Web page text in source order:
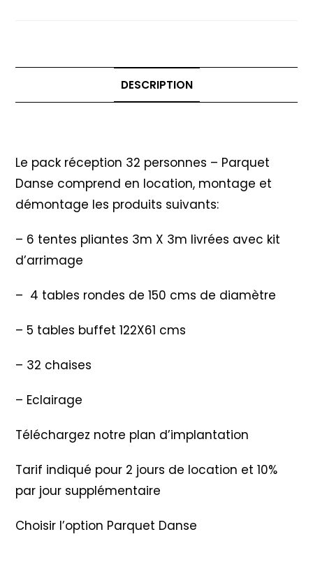
Parquet
DESCRIPTION
Le pack réception 32 personnes – Parquet
Danse comprend en location, montage et
démontage les produits suivants:
– 6 tentes pliantes 3m X 3m livrées avec kit
d’arrimage
– 4 tables rondes de 150 cms de diamètre
– 5 tables buffet 122X61 cms
– 32 chaises
– Eclairage
Téléchargez notre plan d’implantation
Tarif indiqué pour 2 jours de location et 10%
par jour supplémentaire
Choisir l’option Parquet Danse